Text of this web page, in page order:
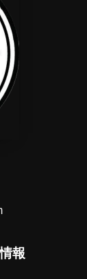
報